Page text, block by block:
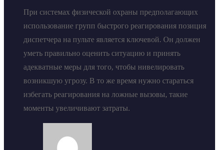
При системах физической охраны предполагающих
использование групп быстрого реагирования позиция
диспетчера на пульте является ключевой. Он должен
уметь правильно оценить ситуацию и принять
адекватные меры для того, чтобы нивелировать
возникшую угрозу. В то же время нужно стараться
избегать реагирования на ложные вызовы, такие
моменты увеличивают затраты.